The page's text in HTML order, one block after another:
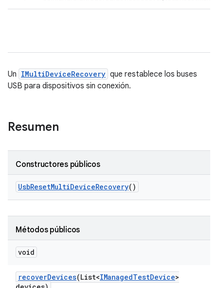
Un IMultiDeviceRecovery que restablece los buses
USB para dispositivos sin conexión.
Resumen
Constructores públicos
UsbResetMultiDeviceRecovery()
Métodos públicos
void
recoverDevices(List<IManagedTestDevice>